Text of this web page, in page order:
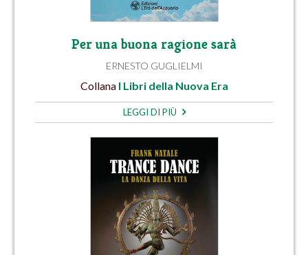
Per una buona ragione sarà
ERNESTO GUGLIELMI
Collana I Libri della Nuova Era
LEGGI DI PIÙ